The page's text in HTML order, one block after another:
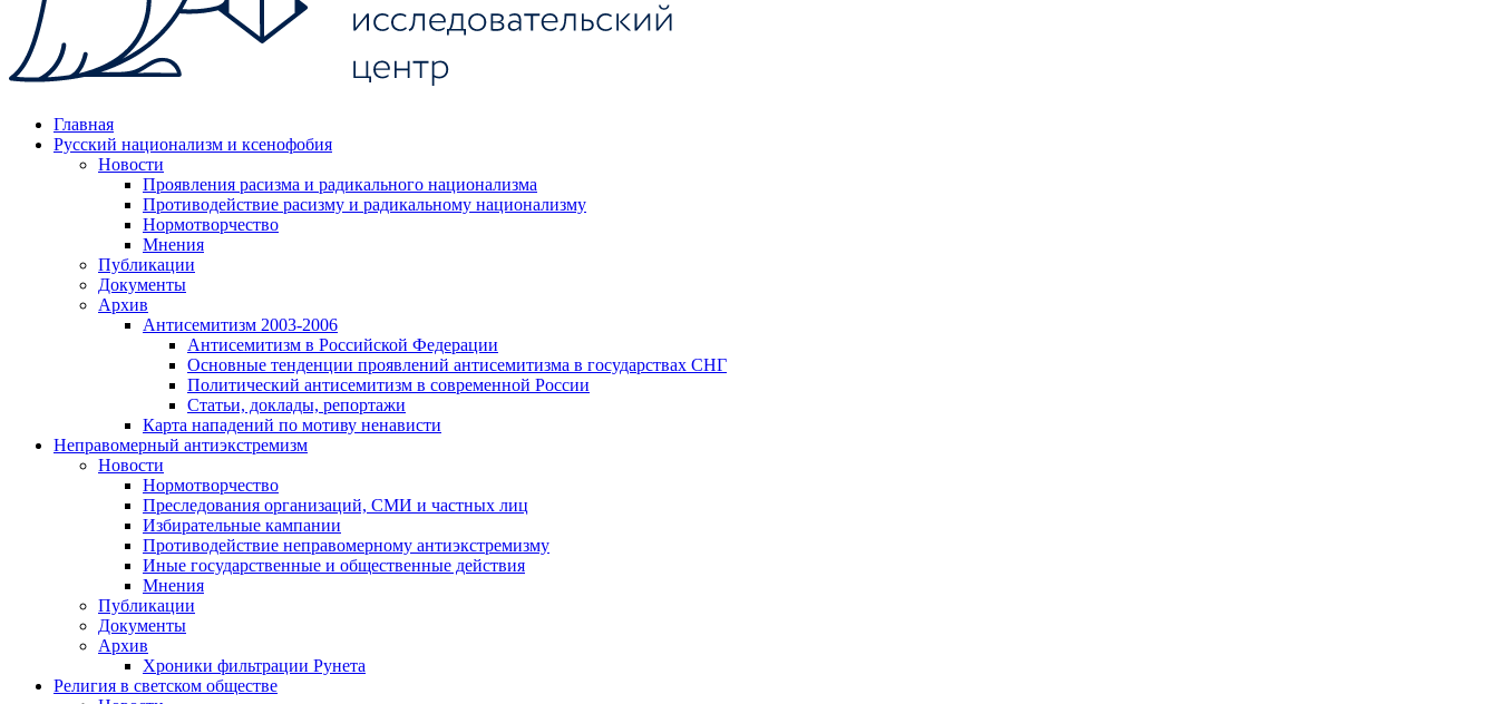
Главная
Русский национализм и ксенофобия
Новости
Проявления расизма и радикального национализма
Противодействие расизму и радикальному национализму
Нормотворчество
Мнения
Публикации
Документы
Архив
Антисемитизм 2003-2006
Антисемитизм в Российской Федерации
Основные тенденции проявлений антисемитизма в государствах СНГ
Политический антисемитизм в современной России
Статьи, доклады, репортажи
Карта нападений по мотиву ненависти
Неправомерный антиэкстремизм
Новости
Нормотворчество
Преследования организаций, СМИ и частных лиц
Избирательные кампании
Противодействие неправомерному антиэкстремизму
Иные государственные и общественные действия
Мнения
Публикации
Документы
Архив
Хроники фильтрации Рунета
Религия в светском обществе